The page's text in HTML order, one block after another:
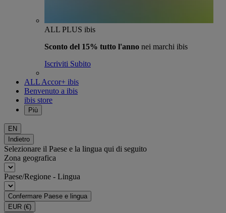
ALL PLUS ibis
Sconto del 15% tutto l'anno nei marchi ibis
Iscriviti Subito
ALL Accor+ ibis
Benvenuto a ibis
ibis store
Più
EN
Indietro
Selezionare il Paese e la lingua qui di seguito
Zona geografica
Paese/Regione - Lingua
Confermare Paese e lingua
EUR (€)